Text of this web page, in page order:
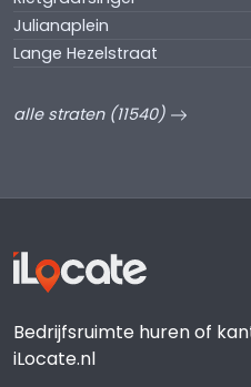
Julianaplein
Lange Hezelstraat
alle straten (11540)
Bedrijfsruimte huren of
iLocate.nl